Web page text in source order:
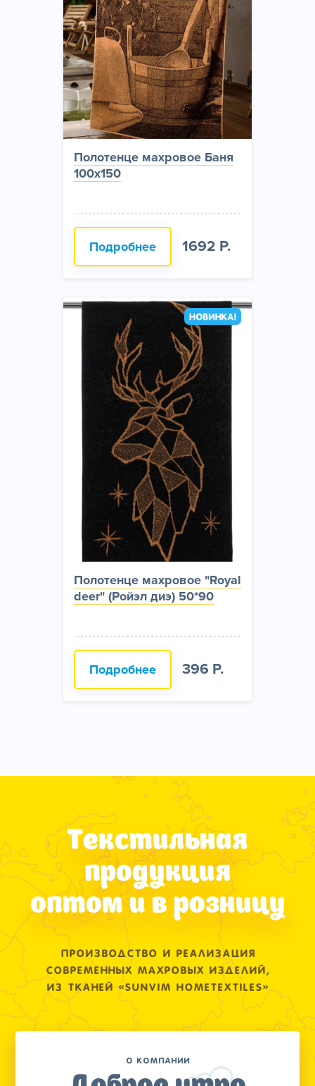
Полотенце махровое Баня
100x150
Подробнее 1692 Р.
Полотенце махровое "Royal
deer" (Ройэл диэ) 50*90
Подробнее 396 Р.
Текстильная
продукция
оптом и в розницу
Производство и реализация
современных махровых изделий,
из тканей «Sunvim Hometextiles»
О компании